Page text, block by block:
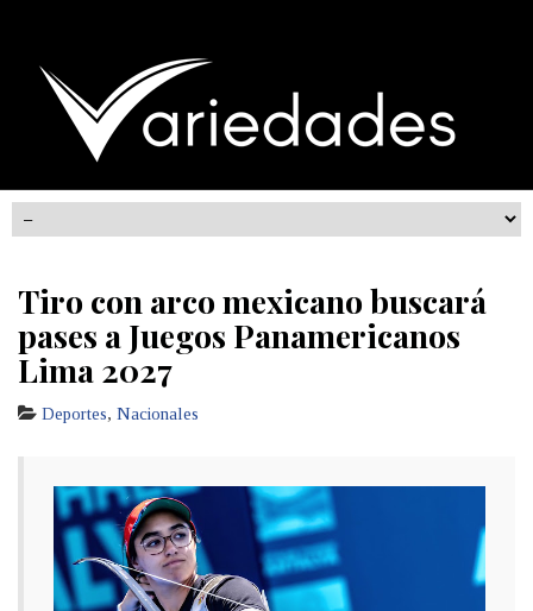
Tiro con arco mexicano buscará
pases a Juegos Panamericanos
Lima 2027
Deportes, Nacionales